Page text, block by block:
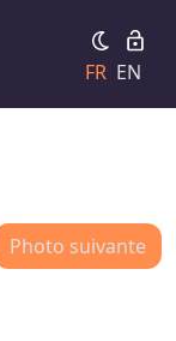
FR EN
Photo suivante